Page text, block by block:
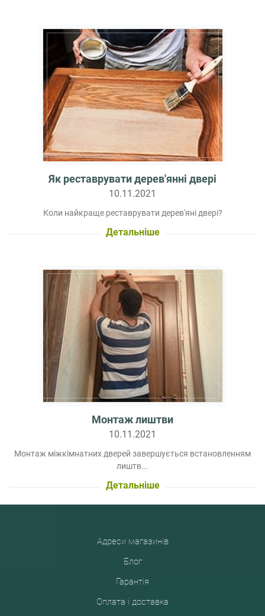
Як реставрувати дерев'янні двері
10.11.2021
Коли найкраще реставрувати дерев'яні двері?
Детальніше
Монтаж лиштви
10.11.2021
Монтаж міжкімнатних дверей завершується встановленням
лиштв...
Детальніше
Адреси магазинів
Блог
Гарантія
Оплата і доставка